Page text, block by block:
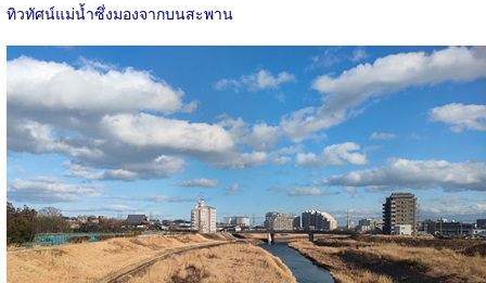
ทิวทัศน์แม่น้ำซึ่งมองจากบนสะพาน